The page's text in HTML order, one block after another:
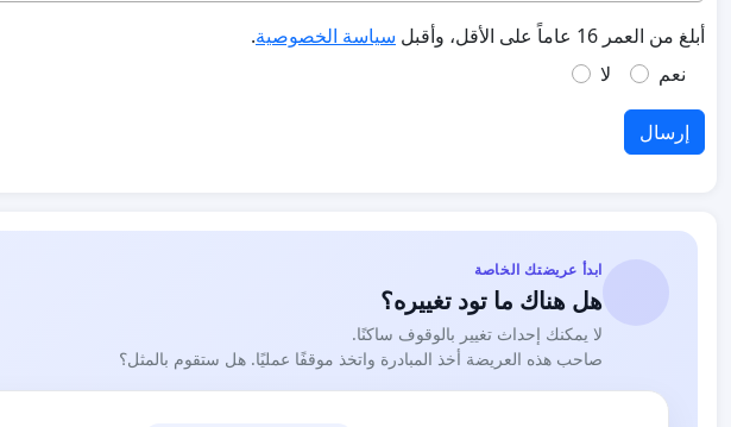
أبلغ من العمر 16 عاماً على الأقل، وأقبل سياسة الخصوصية.
نعم
لا
إرسال
ابدأ عريضتك الخاصة
هل هناك ما تود تغييره؟
لا يمكنك إحداث تغيير بالوقوف ساكنًا.
صاحب هذه العريضة أخذ المبادرة واتخذ موقفًا عمليًا. هل ستقوم بالمثل؟